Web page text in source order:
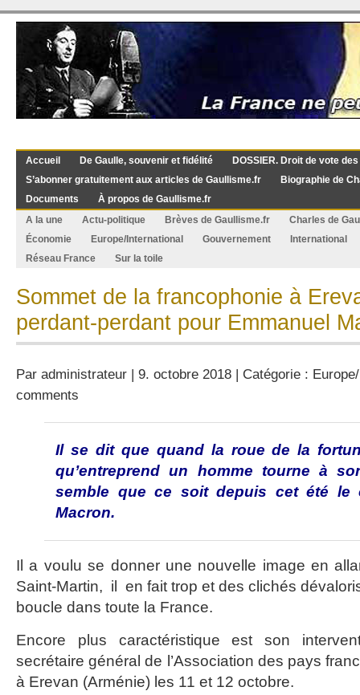
Accueil De Gaulle, souvenir et fidélité
DOSSIER. Droit de vote
S’abonner gratuitement aux articles de Gaullisme.fr
Biographie de
Documents
À propos de Gaullisme.fr
A la une
Actu-politique Brèves de Gaullisme.fr
Charles de
Économie
Europe/International Gouvernement
International
Réseau France
Sur la toile
Sommet de la francophonie à
perdant-perdant pour Emmanuel
Par administrateur | 9. octobre 2018 | Catégorie :
comments
Il se dit que quand la roue de la
qu’entreprend un homme tourne à
semble que ce soit depuis cet été le
Macron.
Il a voulu se donner une nouvelle image en
Saint-Martin, il en fait trop et des clichés
boucle dans toute la France.
Encore plus caractéristique est son
secrétaire général de l’Association des pays
à Erevan (Arménie) les 11 et 12 octobre.